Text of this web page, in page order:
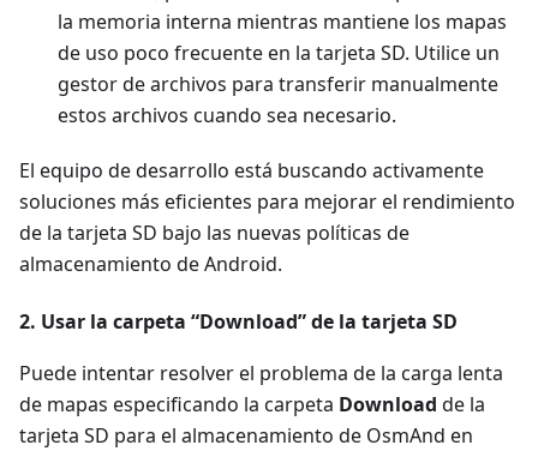
la memoria interna mientras mantiene los mapas
de uso poco frecuente en la tarjeta SD. Utilice un
gestor de archivos para transferir manualmente
estos archivos cuando sea necesario.
El equipo de desarrollo está buscando activamente
soluciones más eficientes para mejorar el rendimiento
de la tarjeta SD bajo las nuevas políticas de
almacenamiento de Android.
2. Usar la carpeta “Download” de la tarjeta SD
Puede intentar resolver el problema de la carga lenta
de mapas especificando la carpeta Download de la
tarjeta SD para el almacenamiento de OsmAnd en